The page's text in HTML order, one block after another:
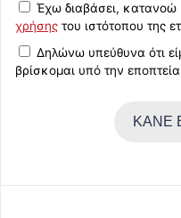
Έχω διαβάσει, κατανοώ
χρήσης του ιστότοπου της
Δηλώνω υπεύθυνα ότι
βρίσκομαι υπό την
ΚΑΝΕ